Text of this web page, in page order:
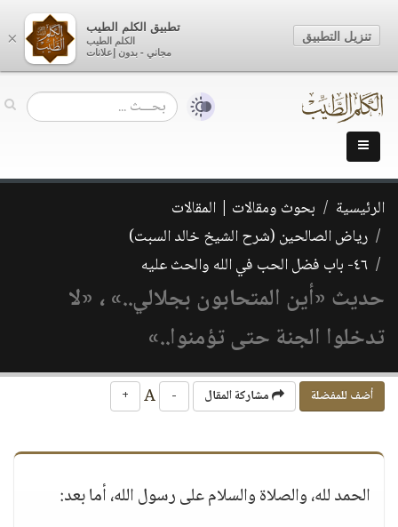
الرئيسية
بحوث ومقالات | المقالات
رياض الصالحين (شرح الشيخ خالد السبت)
٤٦- باب فضل الحب في الله والحث عليه
حديث «أين المتحابون بجلالي..» ، «لا
تدخلوا الجنة حتى تؤمنوا..»
أضف للمفضلة مشاركة المقال -
+
الحمد لله، والصلاة والسلام على رسول الله، أما بعد:
×
تطبيق الكلم الطيب
الكلم الطيب
مجاني - بدون إعلانات
تنزيل التطبيق